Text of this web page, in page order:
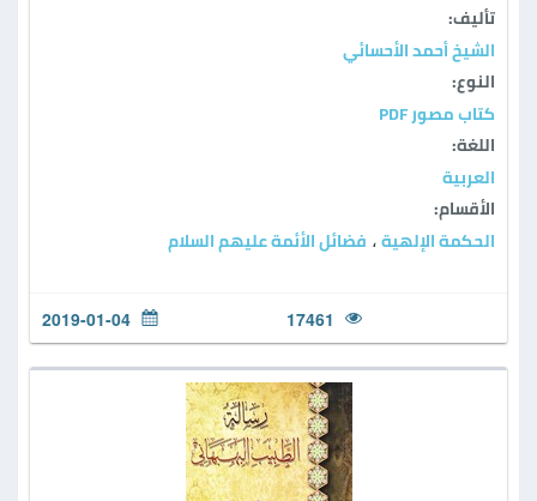
تأليف:
الشيخ أحمد الأحسائي
النوع:
كتاب مصور PDF
اللغة:
العربية
الأقسام:
الحكمة الإلهية ، فضائل الأئمة عليهم السلام
17461
2019-01-04